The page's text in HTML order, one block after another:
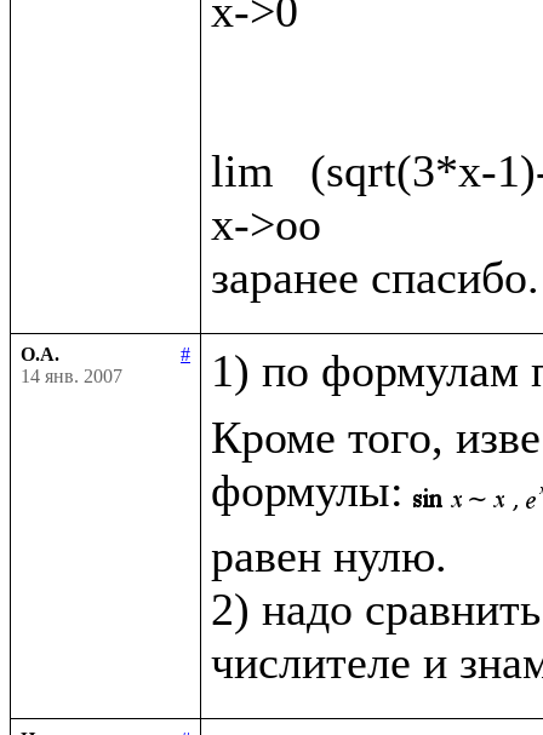
x->0
lim   (sqrt(3*x-
x->oo
О.А.
#
14 янв. 2007
1) по формулам
Кроме того,
формулы:
равен нулю.
2) надо